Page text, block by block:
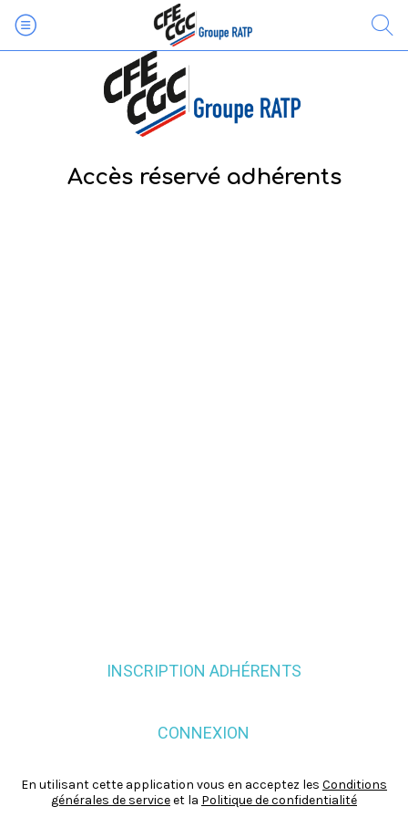
Accès réservé adhérents
INSCRIPTION ADHÉRENTS
CONNEXION
En utilisant cette application vous en acceptez les Conditions
générales de serviceet la Politique de confidentialité